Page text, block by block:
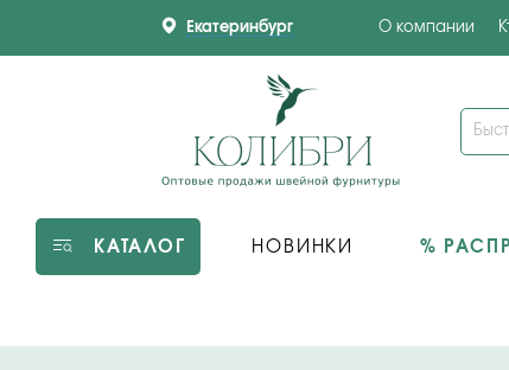
Екатеринбург О компании
КАТАЛОГ НОВИНКИ %